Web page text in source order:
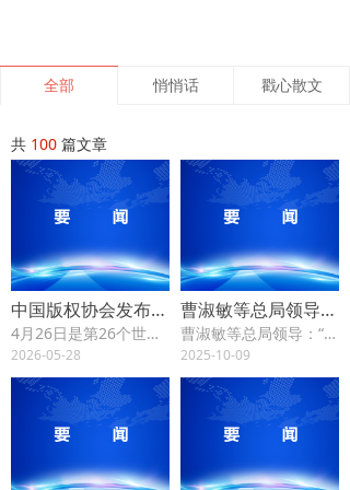
全部 悄悄话 戳心散文
共 100 篇文章
中国版权协会发布《关于强化微短剧领域“通知-删除”规则的工作指南》全文
4月26日是第26个世界知识产权日。为积极响应2026年全国知识产权宣传周“加强新兴领域知识产权保护 加快新质生产力发展”主题 ，进一步贯彻落实国家版权局关于强化网络服务提供者“通知—删除”法律义务、研究制定网络版权产业细分领域“通知—删除”实施细则的工作部署，中国版权协会于当日发布《关于强化微短剧领域“通知—删除”规则的工作指南》全文，以切实行动维护微短剧作品权利人合法权益，推动实现权利人、网络服务提供者及用户间的利益平衡，确保微短剧行业健康有序发展。
2026-05-28
曹淑敏等总局领导：“十四五”时期广电与网络视听高质量发展成就及热点回应
曹淑敏等总局领导：“十四五”时期广电与网络视听高质量发展成就及热点回应
2025-10-09